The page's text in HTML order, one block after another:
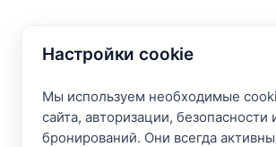
Настройки cookie
Мы используем необходимые
сайта, авторизации,
бронирований. Они всегда